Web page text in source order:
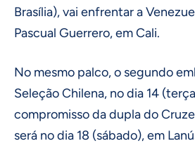
Brasília), vai enfrentar a
Pascual Guerrero, em Cali.
No mesmo palco, o segundo
Seleção Chilena, no dia 14
compromisso da dupla do
será no dia 18 (sábado), em